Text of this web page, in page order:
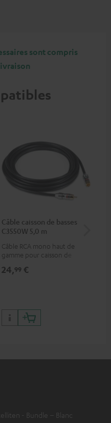
sont compris
Câble caisson de basses
C3550W 5,0 m
Câble RCA mono haut de
gamme pour caisson de
24,99 €
- Bundle – Blanc